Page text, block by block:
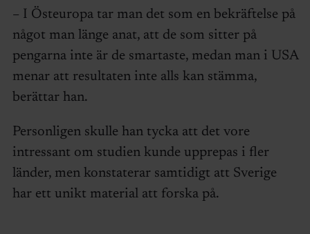
– I Östeuropa tar man det som en bekräftelse på
något man länge anat, att de som sitter på
pengarna inte är de smartaste, medan man i USA
menar att resultaten inte alls kan stämma,
berättar han.
Personligen skulle han tycka att det vore
intressant om studien kunde upprepas i fler
länder, men konstaterar samtidigt att Sverige
har ett unikt material att forska på.